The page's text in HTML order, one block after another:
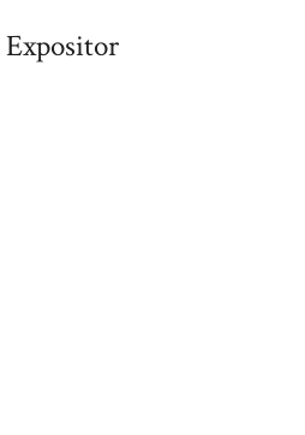
Expositor